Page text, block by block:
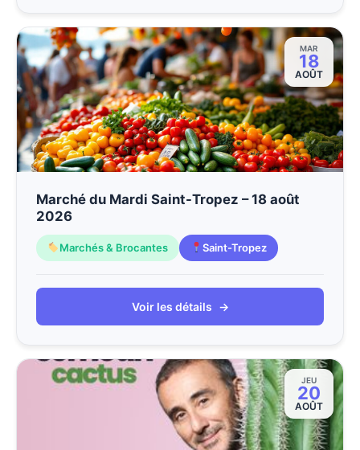
MAR
18
AOÛT
Marché du Mardi Saint-Tropez – 18 août
2026
Marchés & Brocantes Saint-Tropez
Voir les détails →
JEU
20
AOÛT